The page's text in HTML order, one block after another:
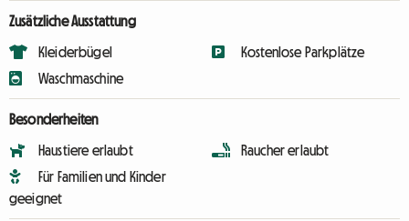
Zusätzliche Ausstattung
Kleiderbügel
Waschmaschine
Kostenlose Parkplätze
Besonderheiten
Haustiere erlaubt
Für Familien und Kinder
geeignet
Raucher erlaubt